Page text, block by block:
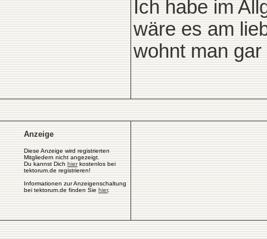
Ich habe im
wäre es am
wohnt man
Anzeige
Diese Anzeige wird registrierten
Mitgliedern nicht angezeigt.
Du kannst Dich hierkostenlos bei
tektorum.de registrieren!
Informationen zur Anzeigenschaltung
bei tektorum.de finden Sie hier.